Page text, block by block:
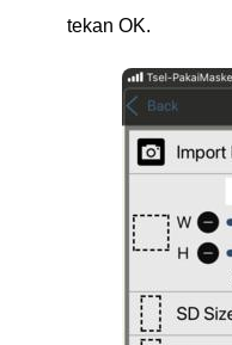
tekan OK.